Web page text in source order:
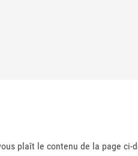
plaît le contenu de la page ci-